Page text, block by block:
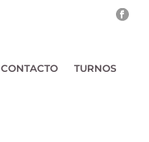
CONTACTO TURNOS